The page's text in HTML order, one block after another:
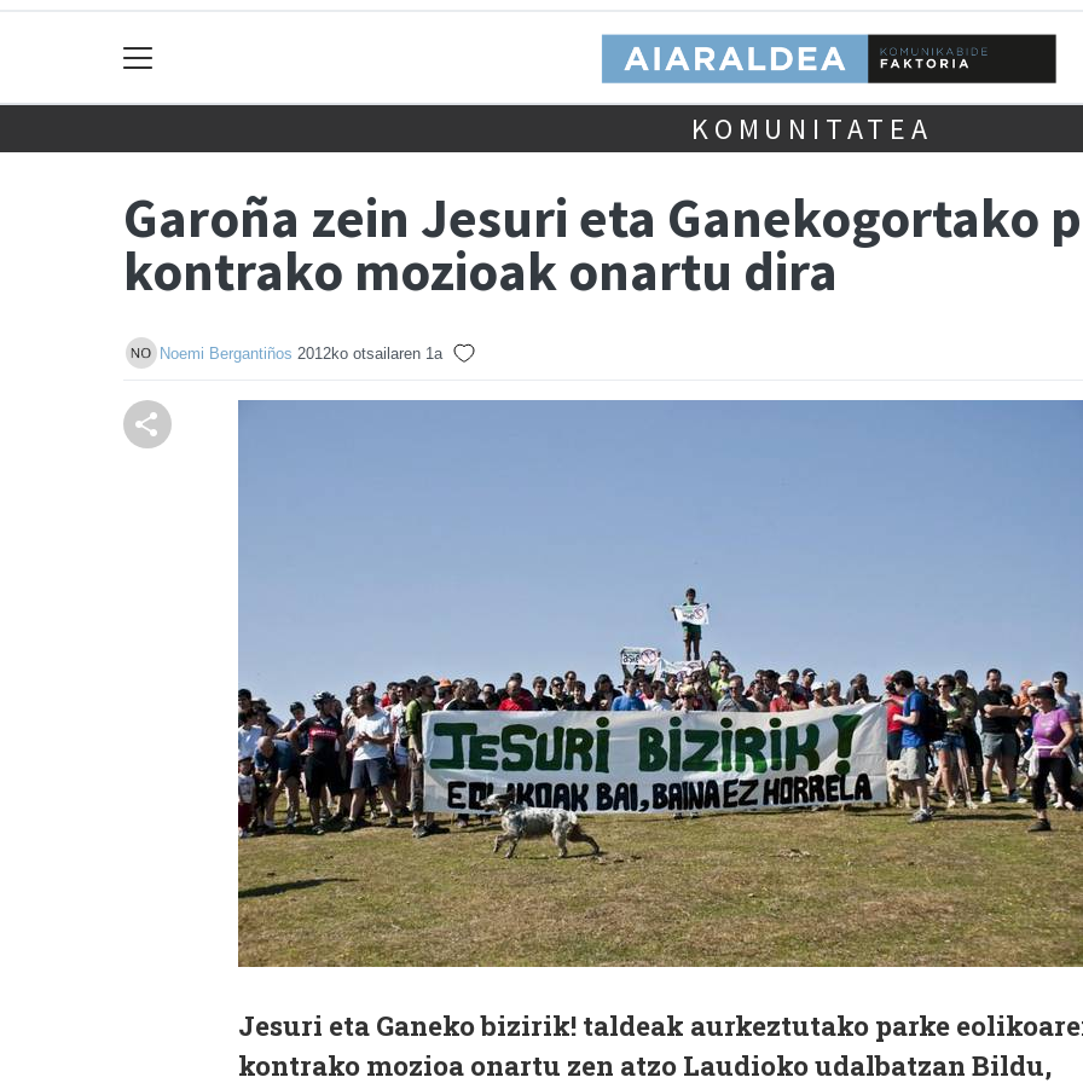
KOMUNITATEA
Garoña zein Jesuri eta Ganekogortako
kontrako mozioak onartu dira
Noemi Bergantiños 2012ko otsailaren 1a
Jesuri eta Ganeko bizirik! taldeak aurkeztutako parke
kontrako mozioa onartu zen atzo Laudioko udalbatzan Bildu,